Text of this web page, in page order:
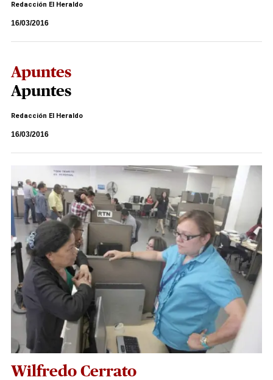
Redacción El Heraldo
16/03/2016
Apuntes
Apuntes
Redacción El Heraldo
16/03/2016
Wilfredo Cerrato